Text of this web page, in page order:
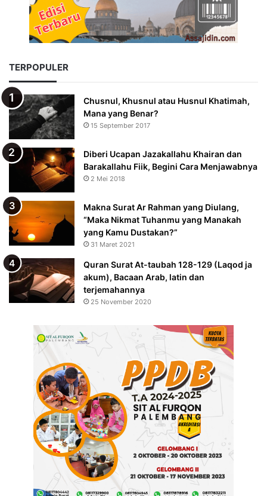
TERPOPULER
Chusnul, Khusnul atau Husnul Khatimah,
Mana yang Benar?
15 September 2017
Diberi Ucapan Jazakallahu Khairan dan
Barakallahu Fiik, Begini Cara Menjawabnya
2 Mei 2018
Makna Surat Ar Rahman yang Diulang,
“Maka Nikmat Tuhanmu yang Manakah
yang Kamu Dustakan?”
31 Maret 2021
Quran Surat At-taubah 128-129 (Laqod ja
akum), Bacaan Arab, latin dan
terjemahannya
25 November 2020